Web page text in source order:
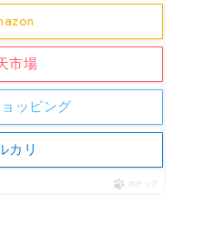
市場
ッピング
カリ
ポチップ